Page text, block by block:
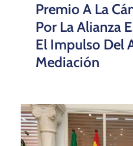
Premio A La
Por La Alianza
El Impulso Del
Mediación